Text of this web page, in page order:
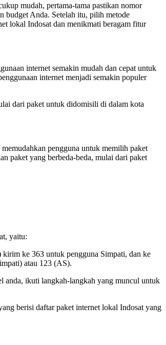
mudah, pertama-tama pastikan nomor
budget Anda. Setelah itu, pilih metode
lokal Indosat dan menikmati beragam fitur
internet semakin mudah dan cepat untuk
internet menjadi semakin populer
dari paket untuk didomisili di dalam kota
pengguna untuk memilih paket
paket yang berbeda-beda, mulai dari paket
yaitu:
ke 363 untuk pengguna Simpati, dan ke
atau 123 (AS).
anda, ikuti langkah-langkah yang muncul untuk
berisi daftar paket internet lokal Indosat yang